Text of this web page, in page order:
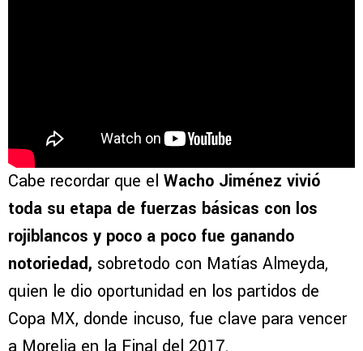
Cabe recordar que el Wacho Jiménez vivió
toda su etapa de fuerzas básicas con los
rojiblancos y poco a poco fue ganando
notoriedad, sobretodo con Matías Almeyda,
quien le dio oportunidad en los partidos de
Copa MX, donde incuso, fue clave para vencer